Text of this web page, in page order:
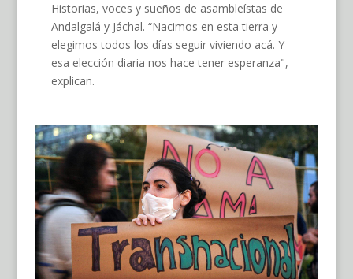
Historias, voces y sueños de asambleístas de
Andalgalá y Jáchal. “Nacimos en esta tierra y
elegimos todos los días seguir viviendo acá. Y
esa elección diaria nos hace tener esperanza",
explican.